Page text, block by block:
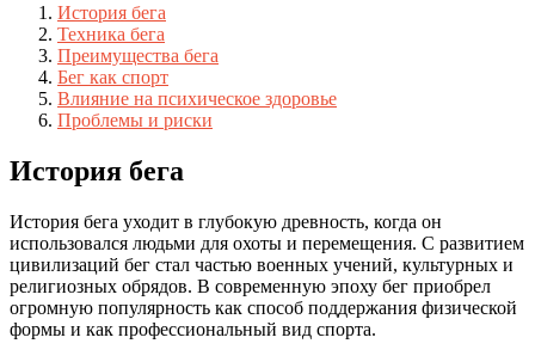
История бега
Техника бега
Преимущества бега
Бег как спорт
Влияние на психическое здоровье
Проблемы и риски
История бега
История бега уходит в глубокую древность, когда он
использовался людьми для охоты и перемещения. С развитием
цивилизаций бег стал частью военных учений, культурных и
религиозных обрядов. В современную эпоху бег приобрел
огромную популярность как способ поддержания физической
формы и как профессиональный вид спорта.